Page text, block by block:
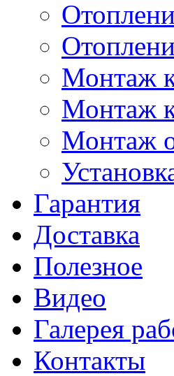
Монтаж
Монтаж
Монтаж
Гарантия
Доставка
Полезное
Видео
Галерея
Контакты